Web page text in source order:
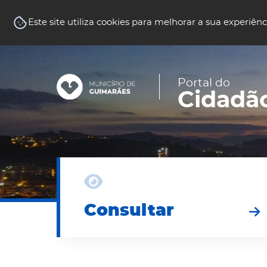
Este site utiliza cookies para melhorar a sua
Balcão Virtual
Portal do
Consultar